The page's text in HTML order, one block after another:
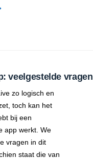
veelgestelde vragen
zo logisch en
toch kan het
bij een
app werkt. We
vragen in dit
staat die van